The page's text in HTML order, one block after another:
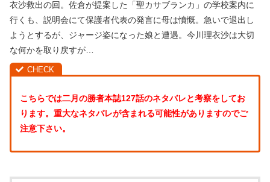
衣沙救出の回。佐倉が提案した「聖カサブランカ」の学校案内に
行くも、説明会にて保護者代表の発言に母は憤慨。急いで退出し
ようとするが、ジャージ姿になった娘と遭遇。今川理衣沙は大切
な何かを取り戻すが…
こちらでは二月の勝者本誌127話のネタバレと考察をしてお
ります。重大なネタバレが含まれる可能性がありますのでご
注意下さい。